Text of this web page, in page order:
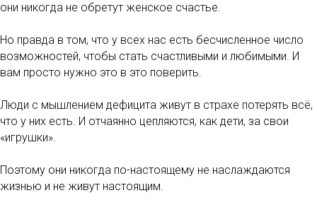
они никогда не обретут женское счастье.
Но правда в том, что у всех нас есть бесчисленное число
возможностей, чтобы стать счастливыми и любимыми. И
вам просто нужно это в это поверить.
Люди с мышлением дефицита живут в страхе потерять всё,
что у них есть. И отчаянно цепляются, как дети, за свои
«игрушки».
Поэтому они никогда по-настоящему не наслаждаются
жизнью и не живут настоящим.